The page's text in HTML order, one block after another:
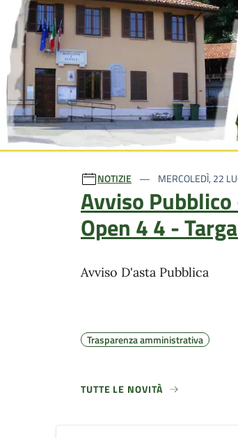
Ultime notizie
NOTIZIE MERCOLEDÌ, 22
Avviso
Open 4 4 -
Avviso D'asta Pubblica
Trasparenza amministrativa
TUTTE LE NOVITÀ